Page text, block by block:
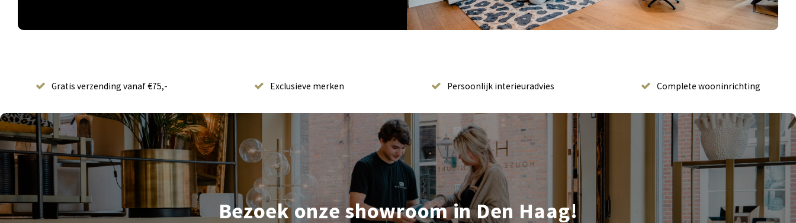
Gratis verzending vanaf €75,- Exclusieve merken Persoonlijk interieuradvies Complete wooninrichting
Bezoek onze showroom in Den Haag!